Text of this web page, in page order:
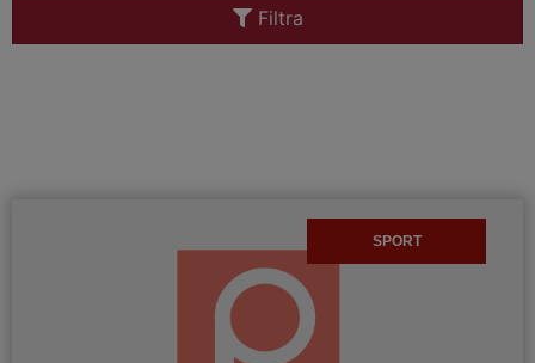
Filtra
SPORT